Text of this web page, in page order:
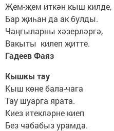
Җем-җем иткән кыш килде,
Бар җиһан да ак булды.
Чаңгыларны хәзерләргә,
Вакыты килеп җитте.
Гадеев Фаяз
Кышкы тау
Кыш көне бала-чага
Тау шуарга ярата.
Киез итекләрне киеп
Без чабабыз урамда.